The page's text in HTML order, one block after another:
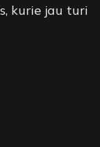
kurie jau turi